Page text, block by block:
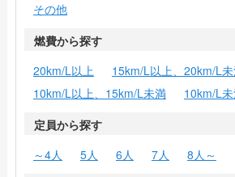
その他
燃費から探す
20km/L以上
15km/L以上、20km/L
10km/L以上、15km/L未満
10km/L
定員から探す
～4人
5人 6人 7人
8人～